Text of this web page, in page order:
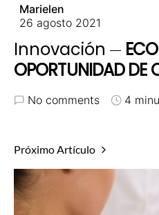
Marielen
26 agosto 2021
Innovación
OPORTUNIDAD DE
No comments 4
Próximo Artículo